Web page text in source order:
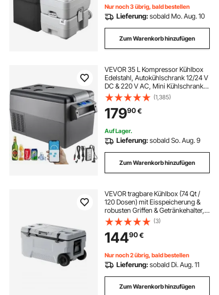
Nur noch 3 übrig, bald bestellen
Lieferung:sobald Mo. Aug. 10
Zum Warenkorb hinzufügen
VEVOR 35 L Kompressor Kühlbox
Edelstahl, Autokühlschrank 12/24 V
DC & 220 V AC, Mini Kühlschrank
Tragbar −20 °C bis 20 °C,
Isolierbox Ideal für Auto Lkw
Wohnmobil, Camping Urlaub
(1,385)
17990€
Auf Lager.
Lieferung:sobald So. Aug. 9
Zum Warenkorb hinzufügen
VEVOR tragbare Kühlbox (74 Qt /
120 Dosen) mit Eisspeicherung &
robusten Griffen & Getränkehalter,
isolierte tragbare Kühlbox aus
stabilem Material, geeignet für
Familienpicknicks und lange Reisen
(3)
14490€
Nur noch 2 übrig, bald bestellen
Lieferung:sobald Di. Aug. 11
Zum Warenkorb hinzufügen